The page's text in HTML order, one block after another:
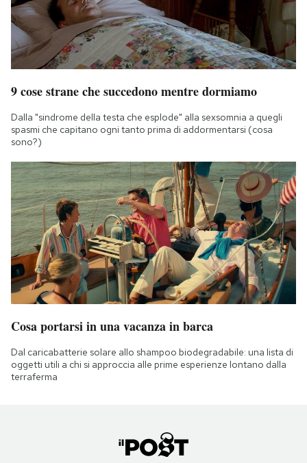
9 cose strane che succedono mentre dormiamo
Dalla "sindrome della testa che esplode" alla sexsomnia a quegli
spasmi che capitano ogni tanto prima di addormentarsi (cosa
sono?)
Cosa portarsi in una vacanza in barca
Dal caricabatterie solare allo shampoo biodegradabile: una lista di
oggetti utili a chi si approccia alle prime esperienze lontano dalla
terraferma